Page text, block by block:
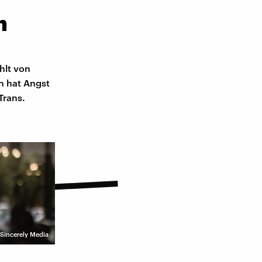
von
hat Angst
Media